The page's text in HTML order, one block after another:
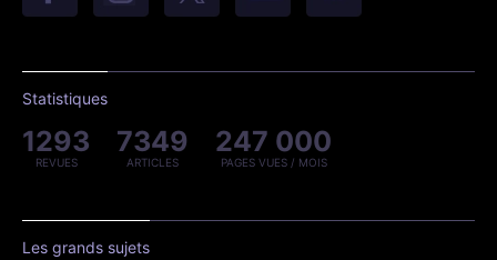
Statistiques
1293
REVUES
7349
ARTICLES
247 000
PAGES VUES / MOIS
Les grands sujets